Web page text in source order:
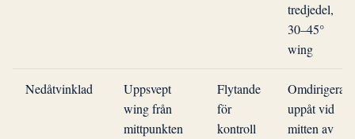
tredjedel,
30–45°
wing
Nedåtvinklad
Uppsvept
wing från
mittpunkten
Flytande
för
kontroll
Omdirigera
uppåt vid
mitten av